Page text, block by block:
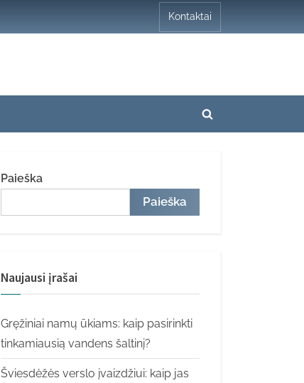
Kontaktai
Toggle
Paieška
Paieška
Naujausi įrašai
Gręžiniai namų ūkiams: kaip pasirinkti
tinkamiausią vandens šaltinį?
Šviesdėžės verslo įvaizdžiui: kaip jas